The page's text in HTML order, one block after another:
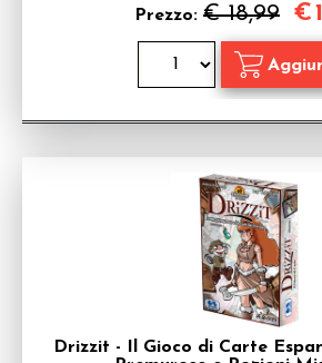
Prezzo: € 18,99 €
Drizzit - Il Gioco di Carte